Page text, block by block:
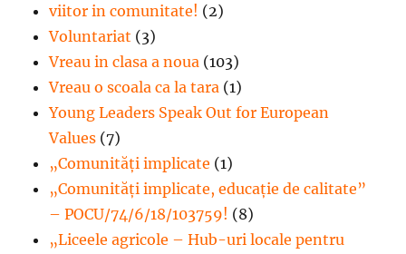
viitor in comunitate! (2)
Voluntariat (3)
Vreau in clasa a noua (103)
Vreau o scoala ca la tara (1)
Young Leaders Speak Out for European
Values (7)
„Comunități implicate (1)
„Comunități implicate, educație de calitate”
– POCU/74/6/18/103759! (8)
„Liceele agricole – Hub-uri locale pentru